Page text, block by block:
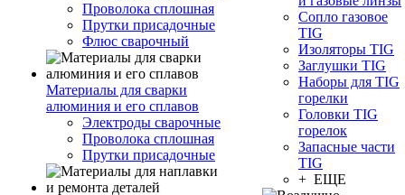
Проволока сплошная
Прутки присадочные
Флюс сварочный
Материалы для сварки
алюминия и его сплавов
Электроды сварочные
Проволока сплошная
Прутки присадочные
Сопло газовое
TIG
Изоляторы TIG
Заглушки TIG
Наборы для TIG
горелки
Головки TIG
горелок
Запасные части
TIG
+ ЕЩЕ